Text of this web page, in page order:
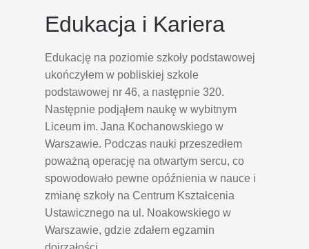
Edukacja i Kariera
Edukację na poziomie szkoły podstawowej
ukończyłem w pobliskiej szkole
podstawowej nr 46, a następnie 320.
Następnie podjąłem naukę w wybitnym
Liceum im. Jana Kochanowskiego w
Warszawie. Podczas nauki przeszedłem
poważną operację na otwartym sercu, co
spowodowało pewne opóźnienia w nauce i
zmianę szkoły na Centrum Kształcenia
Ustawicznego na ul. Noakowskiego w
Warszawie, gdzie zdałem egzamin